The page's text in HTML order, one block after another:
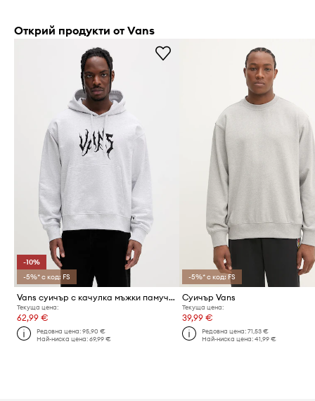
Открий продукти от Vans
-10%
-5%* с код: FS
Vans суичър с качулка мъжки памучен
Текуща цена:
62,99 €
Редовна цена:95,90 €
Най-ниска цена:69,99 €
-5%* с код: FS
Суичър Vans
Текуща цена:
39,99 €
Редовна цена: 71,53 €
Най-ниска цена: 41,99 €